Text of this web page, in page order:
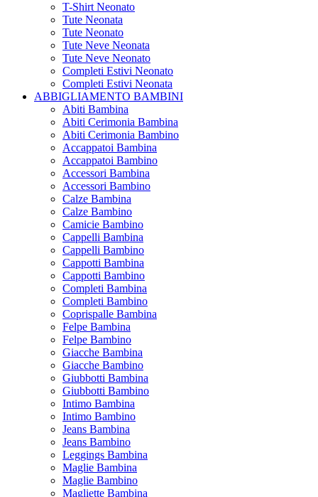
T-Shirt Neonato
Tute Neonata
Tute Neonato
Tute Neve Neonata
Tute Neve Neonato
Completi Estivi Neonato
Completi Estivi Neonata
ABBIGLIAMENTO BAMBINI
Abiti Bambina
Abiti Cerimonia Bambina
Abiti Cerimonia Bambino
Accappatoi Bambina
Accappatoi Bambino
Accessori Bambina
Accessori Bambino
Calze Bambina
Calze Bambino
Camicie Bambino
Cappelli Bambina
Cappelli Bambino
Cappotti Bambina
Cappotti Bambino
Completi Bambina
Completi Bambino
Coprispalle Bambina
Felpe Bambina
Felpe Bambino
Giacche Bambina
Giacche Bambino
Giubbotti Bambina
Giubbotti Bambino
Intimo Bambina
Intimo Bambino
Jeans Bambina
Jeans Bambino
Leggings Bambina
Maglie Bambina
Maglie Bambino
Magliette Bambina